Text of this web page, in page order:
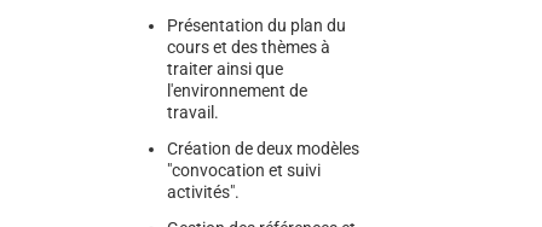
Présentation du plan du
cours et des thèmes à
traiter ainsi que
l'environnement de
travail.
Création de deux modèles
"convocation et suivi
activités".